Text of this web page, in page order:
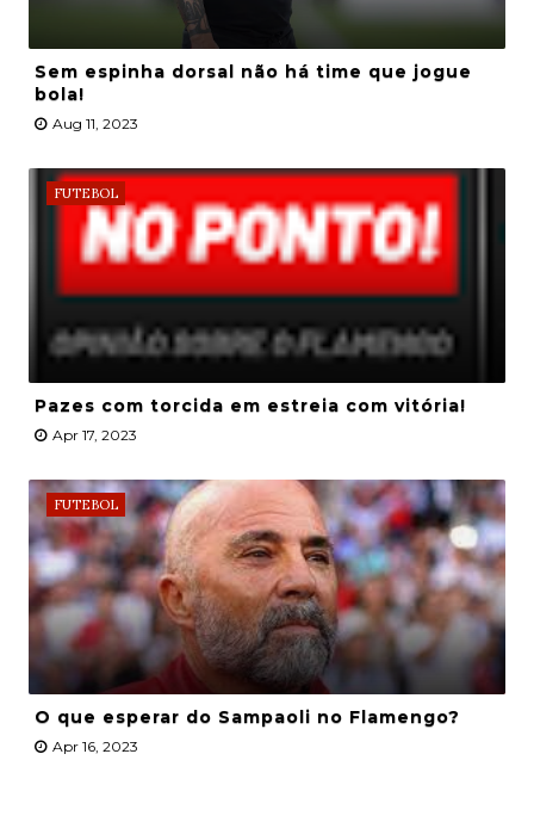
Sem espinha dorsal não há time que jogue
bola!
Aug 11, 2023
FUTEBOL
Pazes com torcida em estreia com vitória!
Apr 17, 2023
FUTEBOL
O que esperar do Sampaoli no Flamengo?
Apr 16, 2023